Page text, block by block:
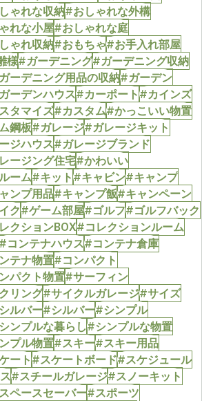
ゃれな収納#おしゃれな外構
れな小屋#おしゃれな庭
ゃれ収納#おもちゃ#お手入れ部屋
様#ガーデニング#ガーデニング収納
ーデニング用品の収納#ガーデン
ーデンハウス#カーポート#カインズ
タマイズ#カスタム#かっこいい物置
鋼板#ガレージ#ガレージキット
ジハウス#ガレージブランド
ージング住宅#かわいい
ーム#キット#キャビン#キャンプ
ンプ用品#キャンプ飯#キャンペーン
ク#ゲーム部屋#ゴルフ#ゴルフバック
クションBOX#コレクションルーム
コンテナハウス#コンテナ倉庫
テナ物置#コンパクト
パクト物置#サーフィン
リング#サイクルガレージ#サイズ
ルバー#シルバー#シンプル
ンプルな暮らし#シンプルな物置
プル物置#スキー#スキー用品
ート#スケートボード#スケジュール
#スチールガレージ#スノーキット
ペースセーバー#スポーツ